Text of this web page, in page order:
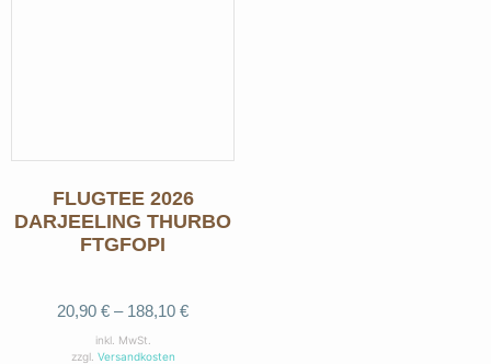
FLUGTEE 2026
DARJEELING THURBO
FTGFOPI
20,90 € – 188,10 €
inkl. MwSt.
zzgl. Versandkosten